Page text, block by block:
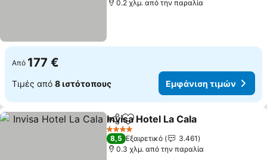
0.2 χλμ. από την παραλία
Από 177 €
Τιμές από 8 ιστότοπους Εμφάνιση τιμών
Κοινοποίηση
Προσθήκη στα αγαπημένα
Invisa Hotel La Cala
4 Αστέρια
8,5 Εξαιρετικό
3.461
0.3 χλμ. από την παραλία